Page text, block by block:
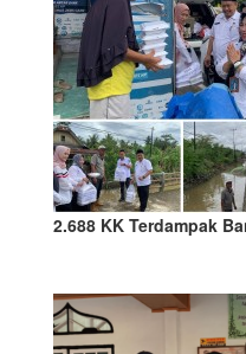
2.688 KK Terdampak